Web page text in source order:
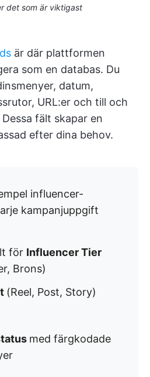
det som är viktigast
är där plattformen
som en databas. Du
datum,
URL:er och till och
fält skapar en
efter dina behov.
influencer-
kampanjuppgift
för Influencer Tier
Brons)
(Reel, Post, Story)
med färgkodade